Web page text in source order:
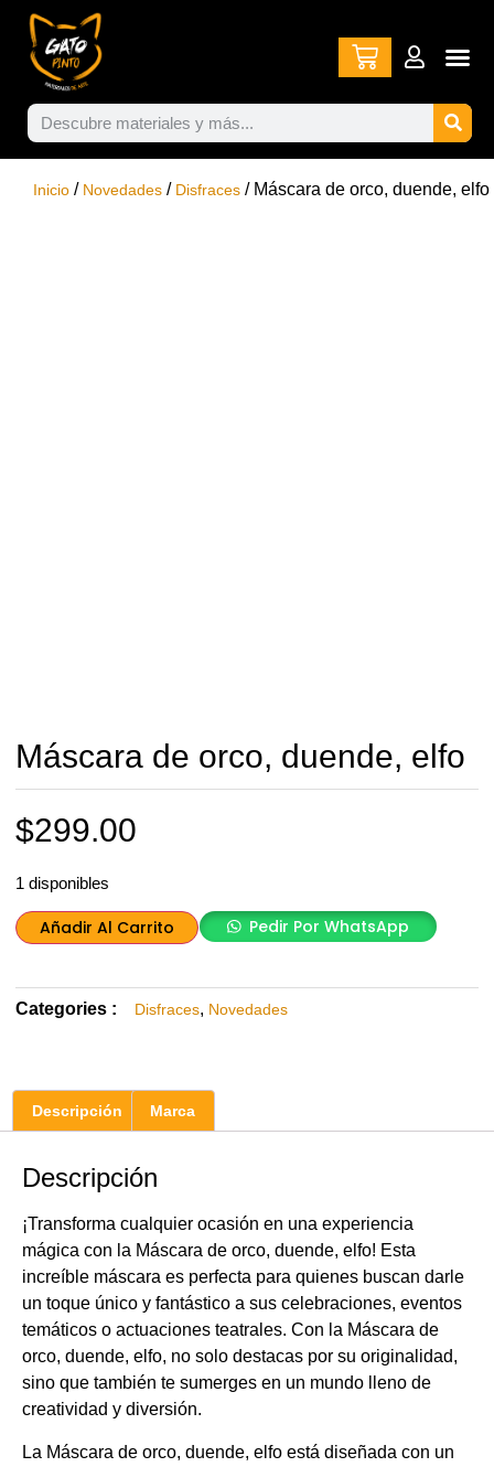
Inicio / Novedades / Disfraces / Máscara de orco, duende, elfo
Máscara de orco, duende, elfo
$299.00
1 disponibles
Añadir Al Carrito Pedir Por WhatsApp
Categories : Disfraces, Novedades
Descripción Marca
Descripción
¡Transforma cualquier ocasión en una experiencia
mágica con la Máscara de orco, duende, elfo! Esta
increíble máscara es perfecta para quienes buscan darle
un toque único y fantástico a sus celebraciones, eventos
temáticos o actuaciones teatrales. Con la Máscara de
orco, duende, elfo, no solo destacas por su originalidad,
sino que también te sumerges en un mundo lleno de
creatividad y diversión.
La Máscara de orco, duende, elfo está diseñada con un